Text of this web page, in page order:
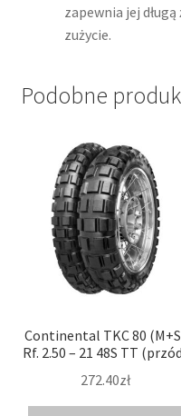
zapewnia jej
zużycie.
Podobne
Continental TKC 80
Rf. 2.50 – 21 48S TT
272.40zł